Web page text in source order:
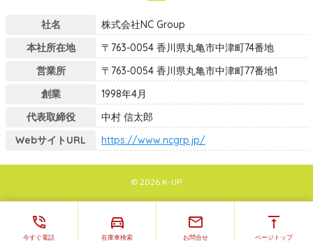
社名
株式会社NC Group
本社所在地
〒763-0054 香川県丸亀市中津町74番地
営業所
〒763-0054 香川県丸亀市中津町77番地1
創業
1998年4月
代表取締役
中村 信太郎
WebサイトURL
https://www.ncgrp.jp/
© 2026 K-UP
phone_in_talk
今すぐ電話
directions_car
在庫車検索
email
お問合せ
vertical_align_top
ページトップ